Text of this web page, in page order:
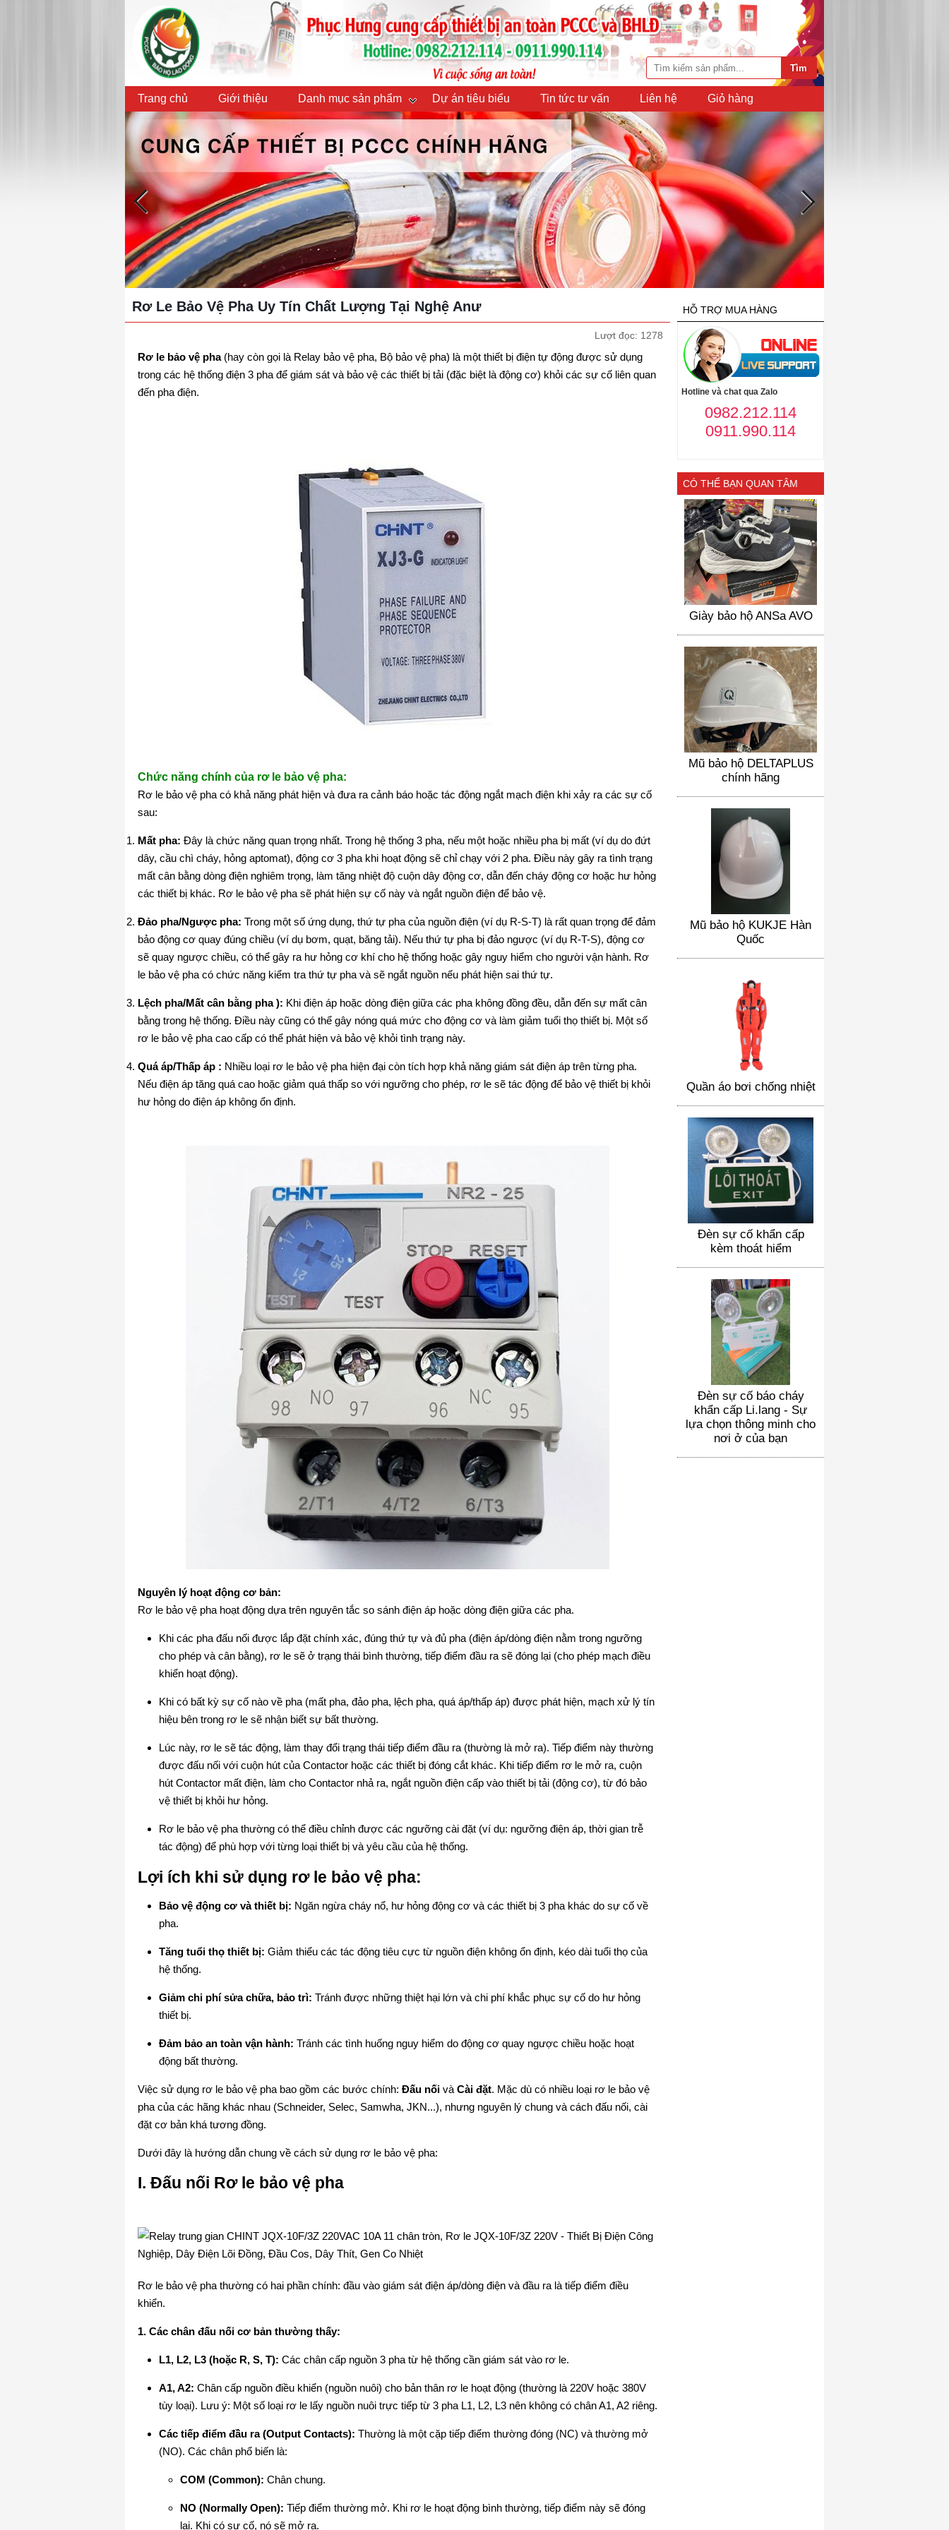
Trang chủ Giới thiệu Danh mục sản phẩm Dự án tiêu biểu Tin tức tư vấn Liên hệ Giỏ hàng
Rơ Le Bảo Vệ Pha Uy Tín Chất Lượng Tại Nghệ Anư
Lượt đọc: 1278
Rơ le bảo vệ pha(hay còn gọi là Relay bảo vệ pha, Bộ bảo vệ pha) là một thiết bị điện tự động được sử dụng
trong các hệ thống điện 3 pha để giám sát và bảo vệ các thiết bị tải (đặc biệt là động cơ) khỏi các sự cố liên quan
đến pha điện.
Chức năng chính của rơ le bảo vệ pha:
Rơ le bảo vệ pha có khả năng phát hiện và đưa ra cảnh báo hoặc tác động ngắt mạch điện khi xảy ra các sự cố
sau:
Mất pha: Đây là chức năng quan trọng nhất. Trong hệ thống 3 pha, nếu một hoặc nhiều pha bị mất (ví dụ do đứt
dây, cầu chì cháy, hỏng aptomat), động cơ 3 pha khi hoạt động sẽ chỉ chạy với 2 pha. Điều này gây ra tình trạng
mất cân bằng dòng điện nghiêm trọng, làm tăng nhiệt độ cuộn dây động cơ, dẫn đến cháy động cơ hoặc hư hỏng
các thiết bị khác. Rơ le bảo vệ pha sẽ phát hiện sự cố này và ngắt nguồn điện để bảo vệ.
Đảo pha/Ngược pha: Trong một số ứng dụng, thứ tự pha của nguồn điện (ví dụ R-S-T) là rất quan trọng để đảm
bảo động cơ quay đúng chiều (ví dụ bơm, quạt, băng tải). Nếu thứ tự pha bị đảo ngược (ví dụ R-T-S), động cơ
sẽ quay ngược chiều, có thể gây ra hư hỏng cơ khí cho hệ thống hoặc gây nguy hiểm cho người vận hành. Rơ
le bảo vệ pha có chức năng kiểm tra thứ tự pha và sẽ ngắt nguồn nếu phát hiện sai thứ tự.
Lệch pha/Mất cân bằng pha ): Khi điện áp hoặc dòng điện giữa các pha không đồng đều, dẫn đến sự mất cân
bằng trong hệ thống. Điều này cũng có thể gây nóng quá mức cho động cơ và làm giảm tuổi thọ thiết bị. Một số
rơ le bảo vệ pha cao cấp có thể phát hiện và bảo vệ khỏi tình trạng này.
Quá áp/Thấp áp : Nhiều loại rơ le bảo vệ pha hiện đại còn tích hợp khả năng giám sát điện áp trên từng pha.
Nếu điện áp tăng quá cao hoặc giảm quá thấp so với ngưỡng cho phép, rơ le sẽ tác động để bảo vệ thiết bị khỏi
hư hỏng do điện áp không ổn định.
Nguyên lý hoạt động cơ bản:
Rơ le bảo vệ pha hoạt động dựa trên nguyên tắc so sánh điện áp hoặc dòng điện giữa các pha.
Khi các pha đấu nối được lắp đặt chính xác, đúng thứ tự và đủ pha (điện áp/dòng điện nằm trong ngưỡng
cho phép và cân bằng), rơ le sẽ ở trạng thái bình thường, tiếp điểm đầu ra sẽ đóng lại (cho phép mạch điều
khiển hoạt động).
Khi có bất kỳ sự cố nào về pha (mất pha, đảo pha, lệch pha, quá áp/thấp áp) được phát hiện, mạch xử lý tín
hiệu bên trong rơ le sẽ nhận biết sự bất thường.
Lúc này, rơ le sẽ tác động, làm thay đổi trạng thái tiếp điểm đầu ra (thường là mở ra). Tiếp điểm này thường
được đấu nối với cuộn hút của Contactor hoặc các thiết bị đóng cắt khác. Khi tiếp điểm rơ le mở ra, cuộn
hút Contactor mất điện, làm cho Contactor nhả ra, ngắt nguồn điện cấp vào thiết bị tải (động cơ), từ đó bảo
vệ thiết bị khỏi hư hỏng.
Rơ le bảo vệ pha thường có thể điều chỉnh được các ngưỡng cài đặt (ví dụ: ngưỡng điện áp, thời gian trễ
tác động) để phù hợp với từng loại thiết bị và yêu cầu của hệ thống.
Lợi ích khi sử dụng rơ le bảo vệ pha:
Bảo vệ động cơ và thiết bị: Ngăn ngừa cháy nổ, hư hỏng động cơ và các thiết bị 3 pha khác do sự cố về
pha.
Tăng tuổi thọ thiết bị: Giảm thiểu các tác động tiêu cực từ nguồn điện không ổn định, kéo dài tuổi thọ của
hệ thống.
Giảm chi phí sửa chữa, bảo trì: Tránh được những thiệt hại lớn và chi phí khắc phục sự cố do hư hỏng
thiết bị.
Đảm bảo an toàn vận hành: Tránh các tình huống nguy hiểm do động cơ quay ngược chiều hoặc hoạt
động bất thường.
Việc sử dụng rơ le bảo vệ pha bao gồm các bước chính: Đấu nối và Cài đặt. Mặc dù có nhiều loại rơ le bảo vệ
pha của các hãng khác nhau (Schneider, Selec, Samwha, JKN...), nhưng nguyên lý chung và cách đấu nối, cài
đặt cơ bản khá tương đồng.
Dưới đây là hướng dẫn chung về cách sử dụng rơ le bảo vệ pha:
I. Đấu nối Rơ le bảo vệ pha
Rơ le bảo vệ pha thường có hai phần chính: đầu vào giám sát điện áp/dòng điện và đầu ra là tiếp điểm điều
khiển.
1. Các chân đấu nối cơ bản thường thấy:
L1, L2, L3 (hoặc R, S, T): Các chân cấp nguồn 3 pha từ hệ thống cần giám sát vào rơ le.
A1, A2: Chân cấp nguồn điều khiển (nguồn nuôi) cho bản thân rơ le hoạt động (thường là 220V hoặc 380V
tùy loại). Lưu ý: Một số loại rơ le lấy nguồn nuôi trực tiếp từ 3 pha L1, L2, L3 nên không có chân A1, A2 riêng.
Các tiếp điểm đầu ra (Output Contacts): Thường là một cặp tiếp điểm thường đóng (NC) và thường mở
(NO). Các chân phổ biến là:
COM (Common): Chân chung.
NO (Normally Open): Tiếp điểm thường mở. Khi rơ le hoạt động bình thường, tiếp điểm này sẽ đóng
lại. Khi có sự cố, nó sẽ mở ra.
HỖ TRỢ MUA HÀNG
Hotline và chat qua Zalo
0982.212.114
0911.990.114
CÓ THỂ BẠN QUAN TÂM
Giày bảo hộ ANSa AVO
Mũ bảo hộ DELTAPLUS
chính hãng
Mũ bảo hộ KUKJE Hàn
Quốc
Quần áo bơi chống nhiệt
Đèn sự cố khẩn cấp
kèm thoát hiểm
Đèn sự cố báo cháy
khẩn cấp Li.lang - Sự
lựa chọn thông minh cho
nơi ở của bạn